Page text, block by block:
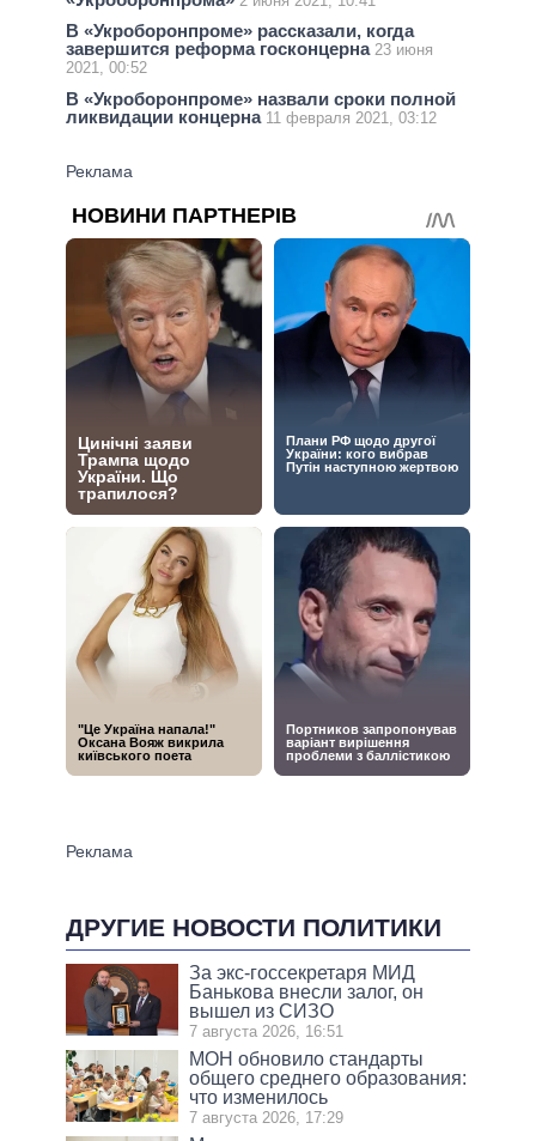
В «Укроборонпроме» рассказали, когда
завершится реформа госконцерна 23 июня
2021, 00:52
В «Укроборонпроме» назвали сроки полной
ликвидации концерна 11 февраля 2021, 03:12
ДРУГИЕ НОВОСТИ ПОЛИТИКИ
За экс-госсекретаря МИД
Банькова внесли залог, он
вышел из СИЗО
7 августа 2026, 16:51
МОН обновило стандарты
общего среднего образования:
что изменилось
7 августа 2026, 17:29